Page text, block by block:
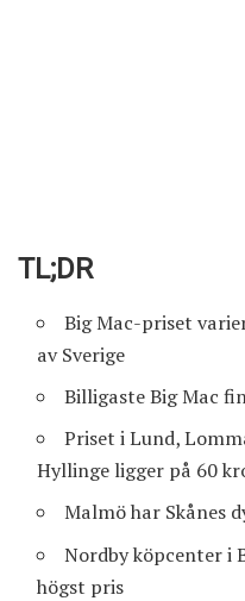
TL;DR
Big Mac-priset
av Sverige
Billigaste Big Mac
Priset i Lund,
Hyllinge ligger på 60
Malmö har Skånes
Nordby köpcenter i
högst pris